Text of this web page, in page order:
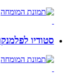
סטודיו לפלמנקו